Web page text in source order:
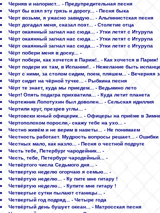
Черняв и напорист... - Предупредительная песня
Черт бы взял эту грязь и дорогу... - Песня быка
Черт возьми, я ужасно завидую... - Альпинистская песня
Черт догадал меня, сказал поэт... - Столетие отца
Черт окаянный загнал нас сюда... - Утки летят с Итурупа
Чёрт окаянный загнал нас сюда... - Утки летят с Итурупа
Чёрт окаянный загнал нас сюда... - Утки летят с Итурупа
Чёрт побери меня в доску... -
Чёрт побери, как хочется в Париж!.. - Как хочется в Париж!
Черт подери их там, в Испании!.. - Нежелание быть
Черт с ними, за столом сидим, поем, пляшем... - Вечерняя
Чёрт сидит на чёрной тучке... - Рыбкина песня
Чёрт те знает, куда мы приедем... - Ведьмино лето
Черт! Опять подагра прихватила... - Куда летит планета
Чертежник Лопотухин был доволен... - Сельская идиллия
Чертили круг, презрев углы... -
Чертовски юный офицерик... - Офицеры на приёме в
Чертополохом поросли,- скажу тебе на ухо... -
Честно живём и не верим в наветы... - Не понимаем
Честность работает. Мудрость вопросы решает... - Ошибки
Честных мало, как назло... - Песня о честной подруге
Честь тебе, Петербург чародейник... -
Честь, тебе, Петербург чародейный... -
Четвёртого числа Седьмого дня... -
Четвертую неделю огорчаю я семью... -
Четвёртую неделю... - Ку пите мне гитару !
Четвёртую неделю... - Купите мне гитару !
Четвертые сутки пылают станицы... -
Четвертый год подряд... - Четыре года
Четвёртый день бушует океан... - Матросская песня